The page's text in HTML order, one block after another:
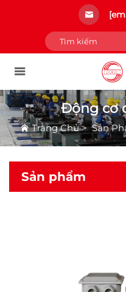
Động cơ
Trang Chủ>Sản
Sản phẩm